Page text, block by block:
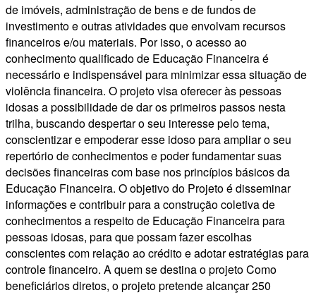
de imóveis, administração de bens e de fundos de
investimento e outras atividades que envolvam recursos
financeiros e/ou materiais. Por isso, o acesso ao
conhecimento qualificado de Educação Financeira é
necessário e indispensável para minimizar essa situação de
violência financeira. O projeto visa oferecer às pessoas
idosas a possibilidade de dar os primeiros passos nesta
trilha, buscando despertar o seu interesse pelo tema,
conscientizar e empoderar esse idoso para ampliar o seu
repertório de conhecimentos e poder fundamentar suas
decisões financeiras com base nos princípios básicos da
Educação Financeira. O objetivo do Projeto é disseminar
informações e contribuir para a construção coletiva de
conhecimentos a respeito de Educação Financeira para
pessoas idosas, para que possam fazer escolhas
conscientes com relação ao crédito e adotar estratégias para
controle financeiro. A quem se destina o projeto Como
beneficiários diretos, o projeto pretende alcançar 250